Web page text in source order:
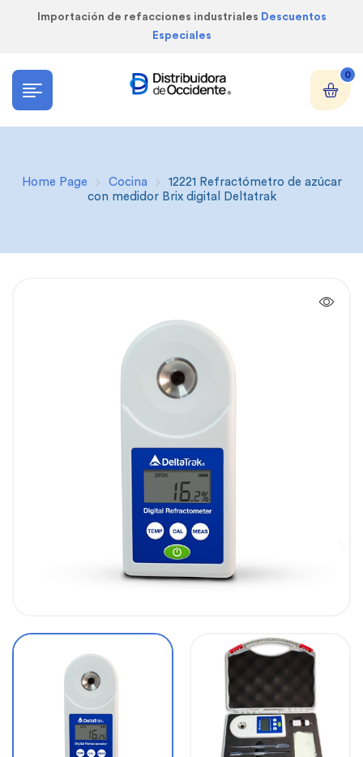
Importación de refacciones industriales Descuentos
Especiales
0
Home Page Cocina
12221 Refractómetro de azúcar
con medidor Brix digital Deltatrak